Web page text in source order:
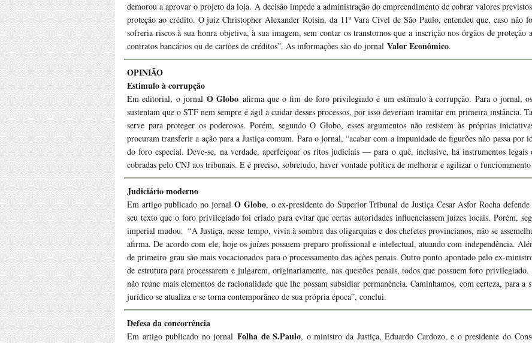
demorou a aprovar o projeto da loja. A decisão impede a administração do empreendimento de cobrar valores
proteção ao crédito. O juiz Christopher Alexander Roisin, da 11ª Vara Cível de São Paulo, entendeu que, caso não
sofreria riscos à sua honra objetiva, à sua imagem, sem contar os transtornos que a inscrição nos órgãos de proteção
contratos bancários ou de cartões de créditos”. As informações são do jornal Valor Econômico.
OPINIÃO
Estimulo à corrupção
Em editorial, o jornalO Globo afirma que o fim do foro privilegiado é um estímulo à corrupção. Para o jornal,
sustentam que o STF nem sempre é ágil a cuidar desses processos, por isso deveriam tramitar em primeira instância.
serve para proteger os poderosos. Porém, segundo O Globo, esses argumentos não resistem às próprias
procuram transferir a ação para a Justiça comum. Para o jornal, “acabar com a impunidade de figurões não passa por
do foro especial. Deve-se, na verdade, aperfeiçoar os ritos judiciais — para o quê, inclusive, há instrumentos legais
cobradas pelo CNJ aos tribunais. E é preciso, sobretudo, haver vontade política de melhorar e agilizar o funcionamento
Judiciário moderno
Em artigo publicado no jornalO Globo, o ex-presidente do Superior Tribunal de Justiça Cesar Asfor Rocha
seu texto que o foro privilegiado foi criado para evitar que certas autoridades influenciassem juízes locais. Porém,
imperial mudou. “A Justiça, nesse tempo, vivia à sombra das oligarquias e dos chefetes provincianos, não se
afirma. De acordo com ele, hoje os juízes possuem preparo profissional e intelectual, atuando com independência.
de primeiro grau são mais vocacionados para o processamento das ações penais. Outro ponto apontado pelo ex-
de estrutura para processarem e julgarem, originariamente, nas questões penais, todos que possuem foro
não reúne mais elementos de racionalidade que lhe possam subsidiar permanência. Caminhamos, com certeza, para a
jurídico se atualiza e se torna contemporâneo de sua própria época”, conclui.
Defesa da concorrência
Em artigo publicado no jornal Folha de S.Paulo, o ministro da Justiça, Eduardo Cardozo, e o presidente do